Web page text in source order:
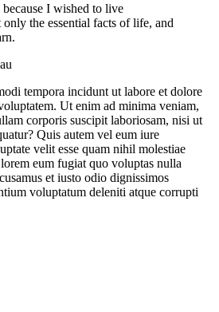
I wished to live
the essential facts of life, and
tempora incidunt ut labore et dolore
Ut enim ad minima veniam,
corporis suscipit laboriosam, nisi ut
Quis autem vel eum iure
velit esse quam nihil molestiae
eum fugiat quo voluptas nulla
et iusto odio dignissimos
voluptatum deleniti atque corrupti